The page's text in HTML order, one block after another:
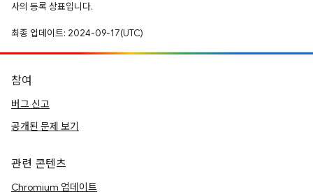
사의 등록 상표입니다.
최종 업데이트: 2024-09-17(UTC)
참여
버그 신고
공개된 문제 보기
관련 콘텐츠
Chromium 업데이트